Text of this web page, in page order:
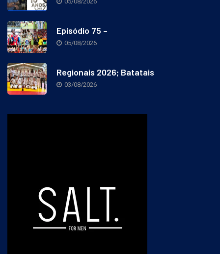
05/08/2026
Episódio 75 –
05/08/2026
Regionais 2026; Batatais
03/08/2026